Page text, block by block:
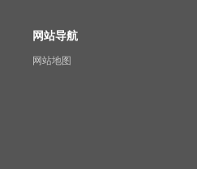
网站导航
网站地图